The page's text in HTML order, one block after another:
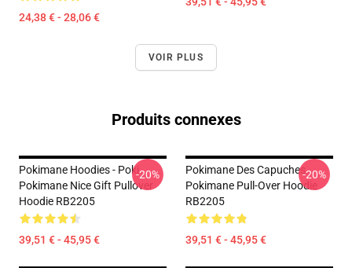
24,38 € - 28,06 €
VOIR PLUS
Produits connexes
Pokimane Hoodies - Poki
Pokimane Nice Gift Pullover
Hoodie RB2205
39,51 € - 45,95 €
-20%
Pokimane Des Capuches...
Pokimane Pull-Over Hoodie
RB2205
39,51 € - 45,95 €
-20%